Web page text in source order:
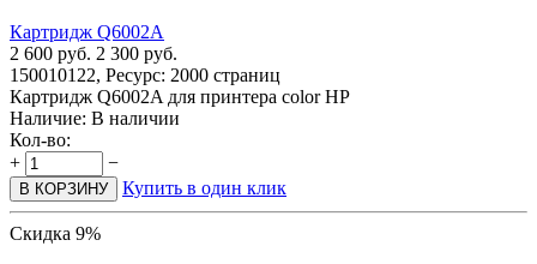
Картридж Q6002A
2 600 руб. 2 300 руб.
150010122, Ресурс: 2000 страниц
Картридж Q6002A для принтера color HP
Наличие: В наличии
Кол-во:
+
−
В КОРЗИНУ Купить в один клик
Скидка 9%